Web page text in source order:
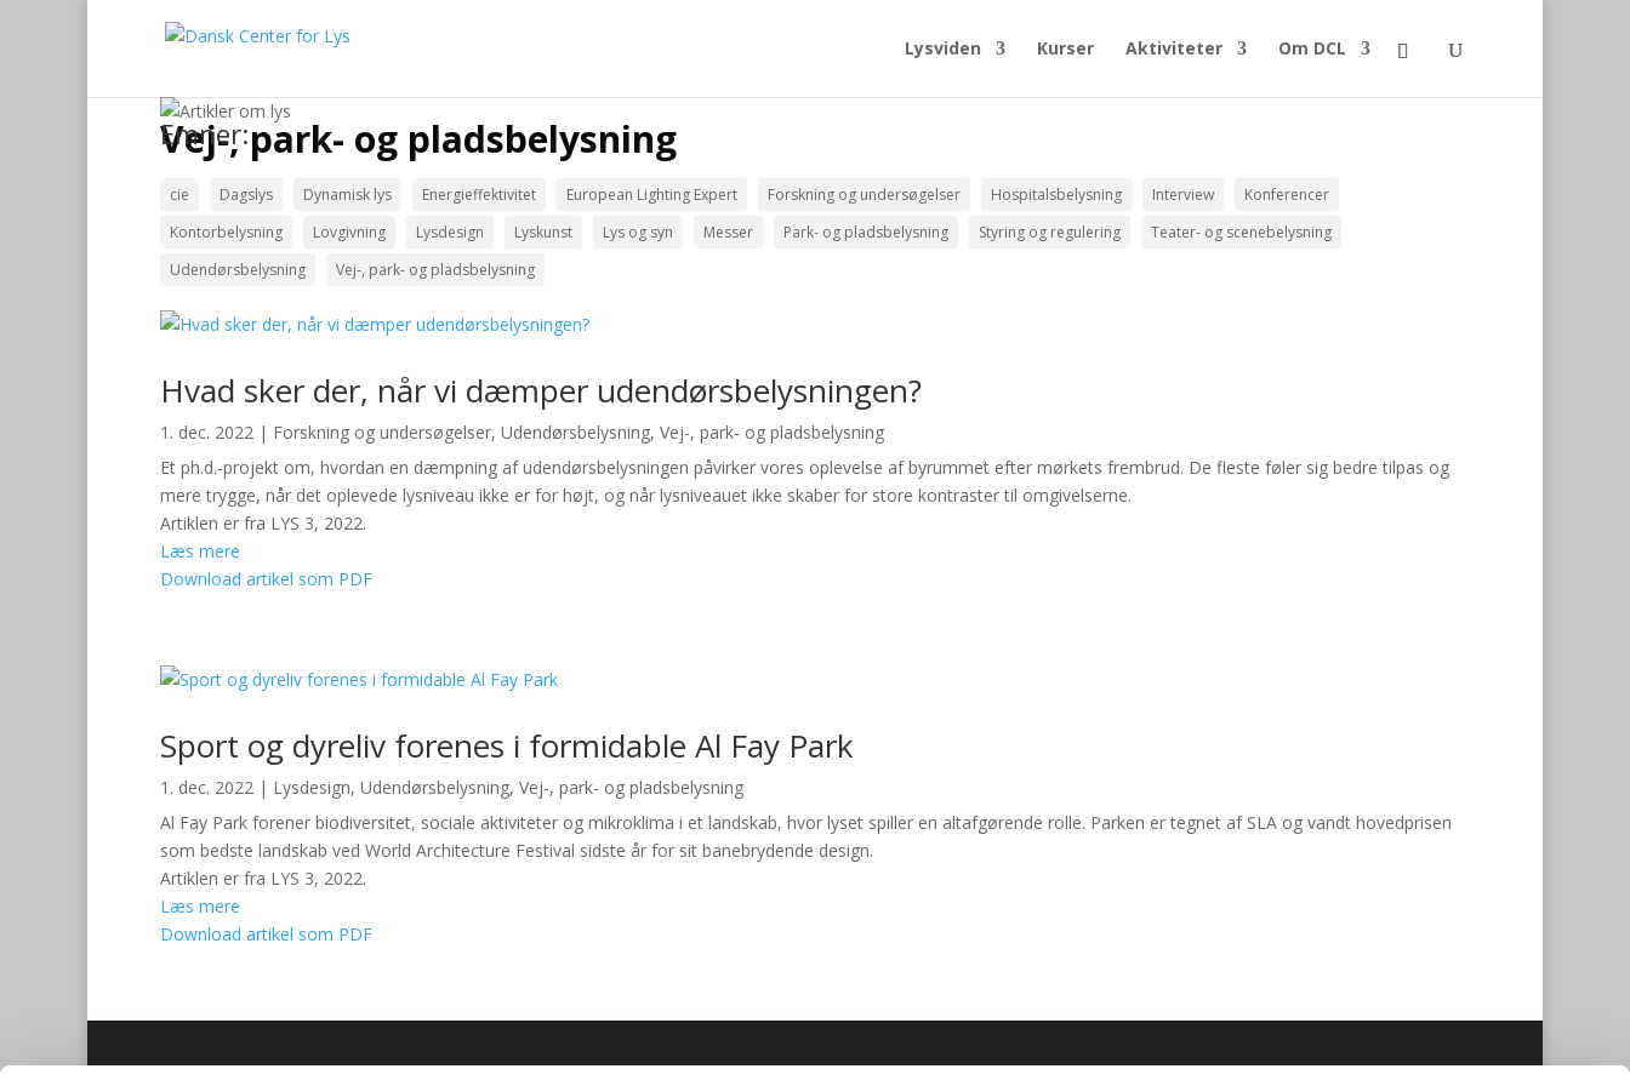
Lysviden Kurser Aktiviteter Om DCL
Vej-, park- og pladsbelysning
Emner:
cie Dagslys Dynamisk lys Energieffektivitet European Lighting Expert Forskning og undersøgelser Hospitalsbelysning Interview
Konferencer
Kontorbelysning
Lovgivning Lysdesign Lyskunst Lys og syn Messer Park- og pladsbelysning Styring og regulering
Teater- og scenebelysning
Udendørsbelysning
Vej-, park- og pladsbelysning
Hvad sker der, når vi dæmper udendørsbelysningen?
1. dec. 2022 | Forskning og undersøgelser, Udendørsbelysning, Vej-, park- og pladsbelysning
Et ph.d.-projekt om, hvordan en dæmpning af udendørsbelysningen påvirker vores oplevelse af byrummet efter mørkets frembrud. De fleste føler sig bedre tilpas og
mere trygge, når det oplevede lysniveau ikke er for højt, og når lysniveauet ikke skaber for store kontraster til omgivelserne.
Artiklen er fra LYS 3, 2022.
Læs mere
Download artikel som PDF
Sport og dyreliv forenes i formidable Al Fay Park
1. dec. 2022 | Lysdesign, Udendørsbelysning, Vej-, park- og pladsbelysning
Al Fay Park forener biodiversitet, sociale aktiviteter og mikroklima i et landskab, hvor lyset spiller en altafgørende rolle. Parken er tegnet af SLA og vandt hovedprisen
som bedste landskab ved World Architecture Festival sidste år for sit banebrydende design.
Artiklen er fra LYS 3, 2022.
Læs mere
Download artikel som PDF